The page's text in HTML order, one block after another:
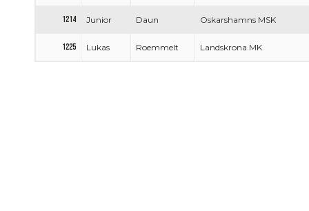
1214 Junior Daun Oskarshamns MSK
1225 Lukas Roemmelt Landskrona MK